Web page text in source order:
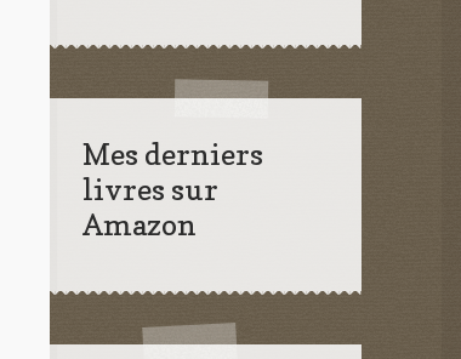
Mes derniers
livres sur
Amazon